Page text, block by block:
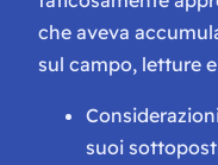
che aveva
sul campo, letture
suoi